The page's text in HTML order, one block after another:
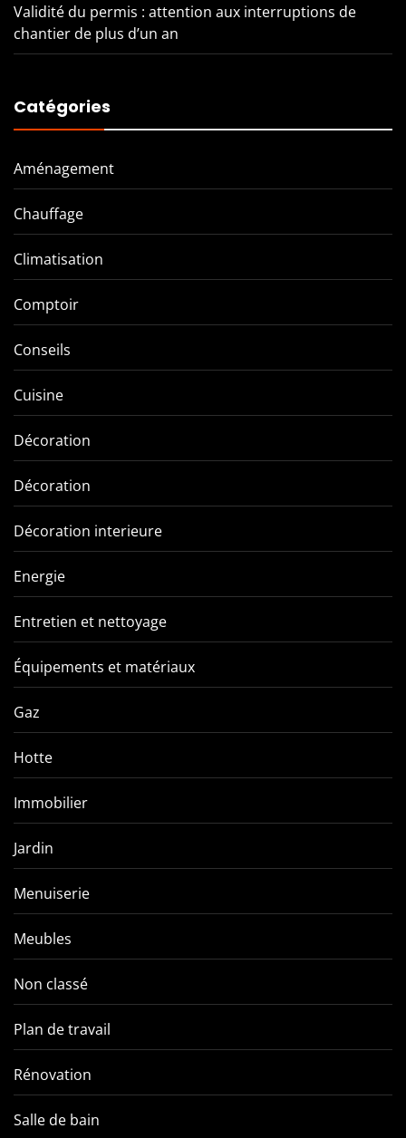
Validité du permis : attention aux interruptions de
chantier de plus d’un an
Catégories
Aménagement
Chauffage
Climatisation
Comptoir
Conseils
Cuisine
Décoration
Décoration
Décoration interieure
Energie
Entretien et nettoyage
Équipements et matériaux
Gaz
Hotte
Immobilier
Jardin
Menuiserie
Meubles
Non classé
Plan de travail
Rénovation
Salle de bain